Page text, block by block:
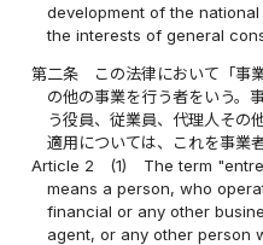
development of the
the interests of general
第二条
この法律において「事
の他の事業を行う者をいう。
う役員、従業員、代理人その
適用については、これを事業
Article 2
(1)
The term
means a person, who
financial or any other
agent, or any other person